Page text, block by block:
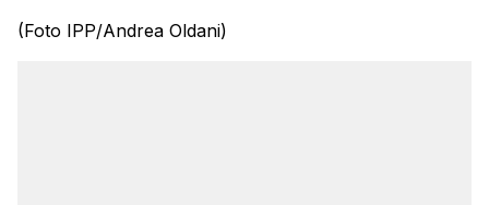
(Foto IPP/Andrea Oldani)